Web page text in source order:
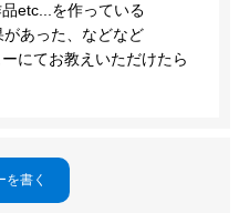
etc...を作っている
があった、などなど
にてお教えいただけたら
を書く